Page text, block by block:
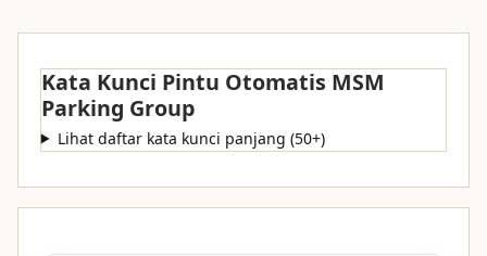
Kata Kunci Pintu Otomatis MSM
Parking Group
Lihat daftar kata kunci panjang (50+)